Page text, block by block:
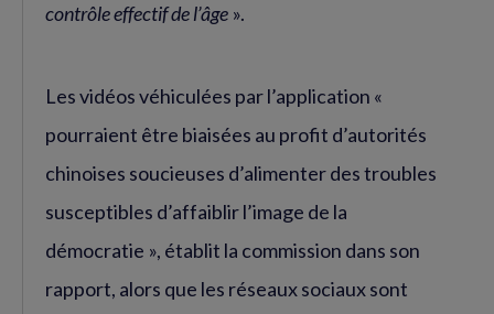
contrôle effectif de l’âge ».
Les vidéos véhiculées par l’application «
pourraient être biaisées au profit d’autorités
chinoises soucieuses d’alimenter des troubles
susceptibles d’affaiblir l’image de la
démocratie », établit la commission dans son
rapport, alors que les réseaux sociaux sont